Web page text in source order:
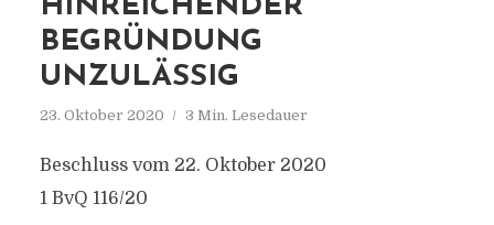
HINREICHENDER
BEGRÜNDUNG
UNZULÄSSIG
23. Oktober 2020 3 Min. Lesedauer
Beschluss vom 22. Oktober 2020
1 BvQ 116/20